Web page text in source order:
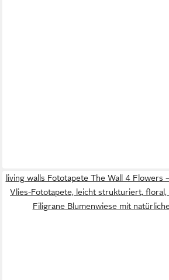
living walls Fototapete The Wall 4 Flowers
Vlies-Fototapete, leicht strukturiert, floral,
Filigrane Blumenwiese mit